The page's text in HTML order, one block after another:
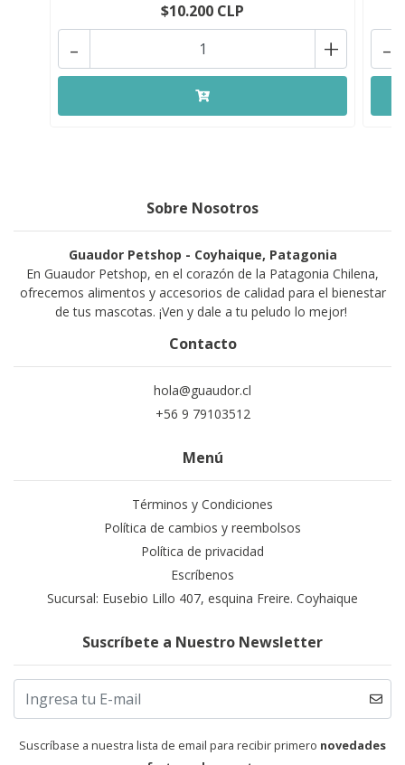
$10.200 CLP
+
- -
Sobre Nosotros
Guaudor Petshop - Coyhaique, Patagonia
En Guaudor Petshop, en el corazón de la Patagonia Chilena,
ofrecemos alimentos y accesorios de calidad para el bienestar
de tus mascotas. ¡Ven y dale a tu peludo lo mejor!
Contacto
hola@guaudor.cl
+56 9 79103512
Menú
Términos y Condiciones
Política de cambios y reembolsos
Política de privacidad
Escríbenos
Sucursal: Eusebio Lillo 407, esquina Freire. Coyhaique
Suscríbete a Nuestro Newsletter
Suscríbase a nuestra lista de email para recibir primero novedades